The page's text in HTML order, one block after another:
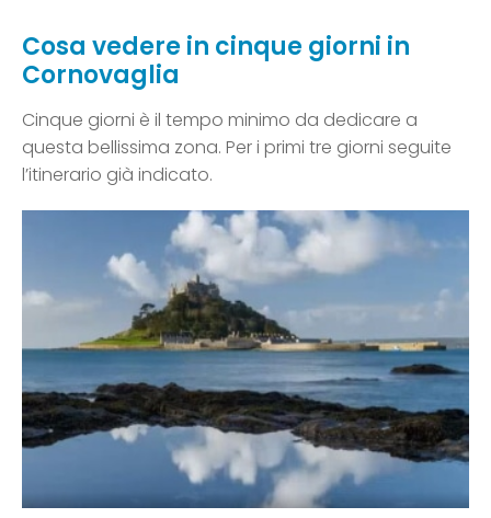
Cosa vedere in cinque giorni in
Cornovaglia
Cinque giorni è il tempo minimo da dedicare a
questa bellissima zona. Per i primi tre giorni seguite
l’itinerario già indicato.